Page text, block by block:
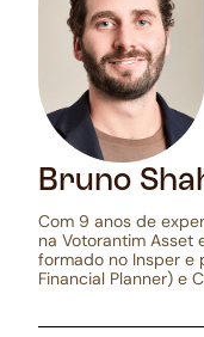
Bruno
Com 9 anos de
na Votorantim Asset
formado no Insper e
Financial Planner) e